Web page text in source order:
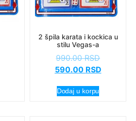
2 špila karata i kockica u
stilu Vegas-a
990.00RSD
590.00 RSD
Dodaj u korpu